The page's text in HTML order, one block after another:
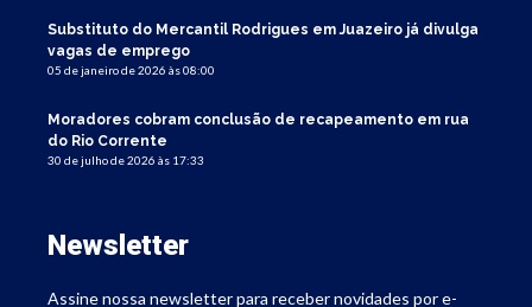
Substituto do Mercantil Rodrigues em Juazeiro já divulga
vagas de emprego
05 de janeiro de 2026 às 08:00
Moradores cobram conclusão de recapeamento em rua
do Rio Corrente
30 de julho de 2026 às 17:33
Newsletter
Assine nossa newsletter para receber novidades por e-